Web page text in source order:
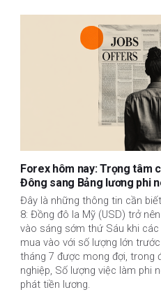
Forex hôm nay: Trọng tâm
Đông sang Bảng lương phi
Đây là những thông tin cần
8: Đồng đô la Mỹ (USD) trở
vào sáng sớm thứ Sáu khi
mua vào với số lượng lớn
tháng 7 được mong đợi, trong
nghiệp, Số lượng việc làm phi
phát tiền lương.